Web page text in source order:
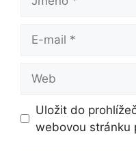
mail
Uložit do
webovou stránku